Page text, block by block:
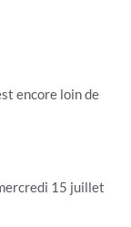
encore loin de
15 juillet